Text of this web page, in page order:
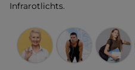
Infrarotlichts.